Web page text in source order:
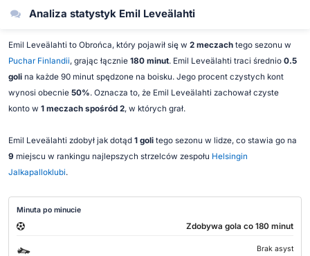
Analiza statystyk Emil Leveälahti
Emil Leveälahti to Obrońca, który pojawił się w 2 meczachtego sezonu w
Puchar Finlandii, grając łącznie 180 minut. Emil Leveälahti traci średnio 0.5
golina każde 90 minut spędzone na boisku. Jego procent czystych kont
wynosi obecnie 50%. Oznacza to, że Emil Leveälahti zachował czyste
konto w 1 meczach spośród 2, w których grał.
Emil Leveälahti zdobył jak dotąd 1 golitego sezonu w lidze, co stawia go na
9 miejscu w rankingu najlepszych strzelców zespołu Helsingin
Jalkapalloklubi.
Minuta po minucie
Zdobywa gola co 180 minut
Brak asyst